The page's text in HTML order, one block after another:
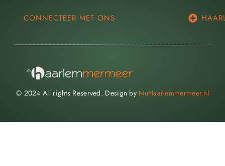
CONNECTEER MET ONS
© 2024 All rights Reserved. Design by NuHaarlemmermeer.nl